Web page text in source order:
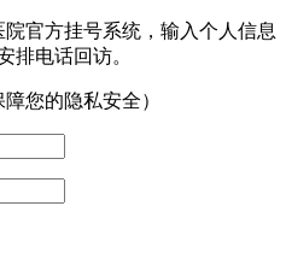
官方挂号系统，输入个人信息
排电话回访。
您的隐私安全）